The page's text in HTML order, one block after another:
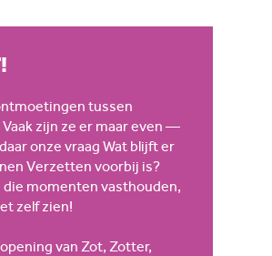
tussen
zijn ze er maar even —
onze vraag Wat blijft er
Verzetten voorbij is?
momenten vasthouden,
zelf zien!
van Zot, Zotter,